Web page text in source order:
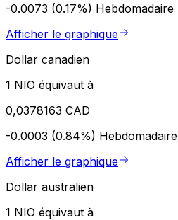
-0.0073 (0.17%) Hebdomadaire
Afficher le graphique
Dollar canadien
1 NIO équivaut à
0,0378163 CAD
-0.0003 (0.84%) Hebdomadaire
Afficher le graphique
Dollar australien
1 NIO équivaut à